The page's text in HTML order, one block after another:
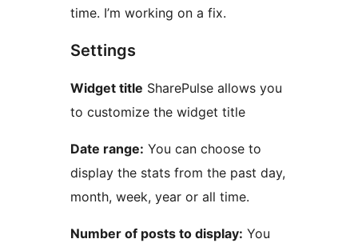
time. I’m working on a fix.
Settings
Widget title SharePulse allows you
to customize the widget title
Date range: You can choose to
display the stats from the past day,
month, week, year or all time.
Number of posts to display: You